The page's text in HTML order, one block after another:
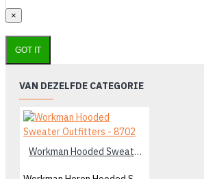
×
GOT IT
VAN DEZELFDE CATEGORIE
Workman Hooded Sweater Outfitters - 8702